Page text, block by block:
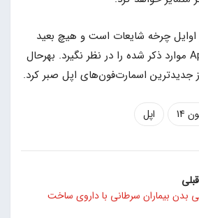
14 هنوز در اوایل چرخه شایعات است و هیچ بعید
نیست که کمپانی Apple موارد ذکر شده را در نظر نگیرد. بهرحال
جدیدترین اسمارت‌فون‌های اپل صبر کرد.
14 اپل
بدن بیماران سرطانی با داروی ساخت